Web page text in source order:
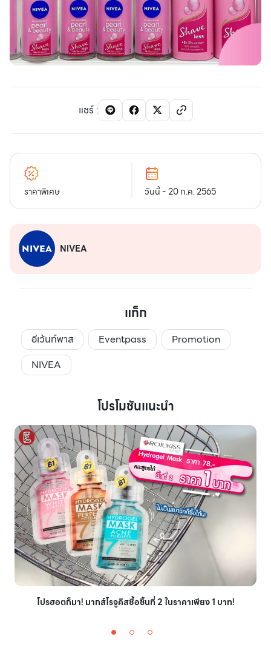
แชร์:
ราคาพิเศษ วันนี้ - 20 ก.ค. 2565
NIVEA
แท็ก
อีเว้นท์พาส Eventpass
Promotion
NIVEA
โปรโมชันแนะนำ
โปรฮอตก็มา! มากส์โรจูคิสซื้อชิ้นที่ 2 ในราคาเพียง 1 บาท!